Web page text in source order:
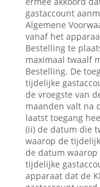
gastaccount
Algemene
vanaf het
Bestelling te
maximaal twaalf
Bestelling. De
tijdelijke
de vroegste van
maanden valt na
laatst toegang
(ii) de datum die
waarop de
de datum
tijdelijke
apparaat dat de